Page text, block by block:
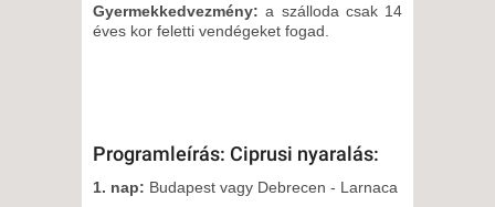
HÉTFŐ -
2026. SZEPTEMBER 30.,
SZERDA -
Gyermekkedvezmény:a szálloda csak 14
éves kor feletti vendégeket fogad.
Programleírás: Ciprusi nyaralás:
1. nap: Budapest vagy Debrecen - Larnaca